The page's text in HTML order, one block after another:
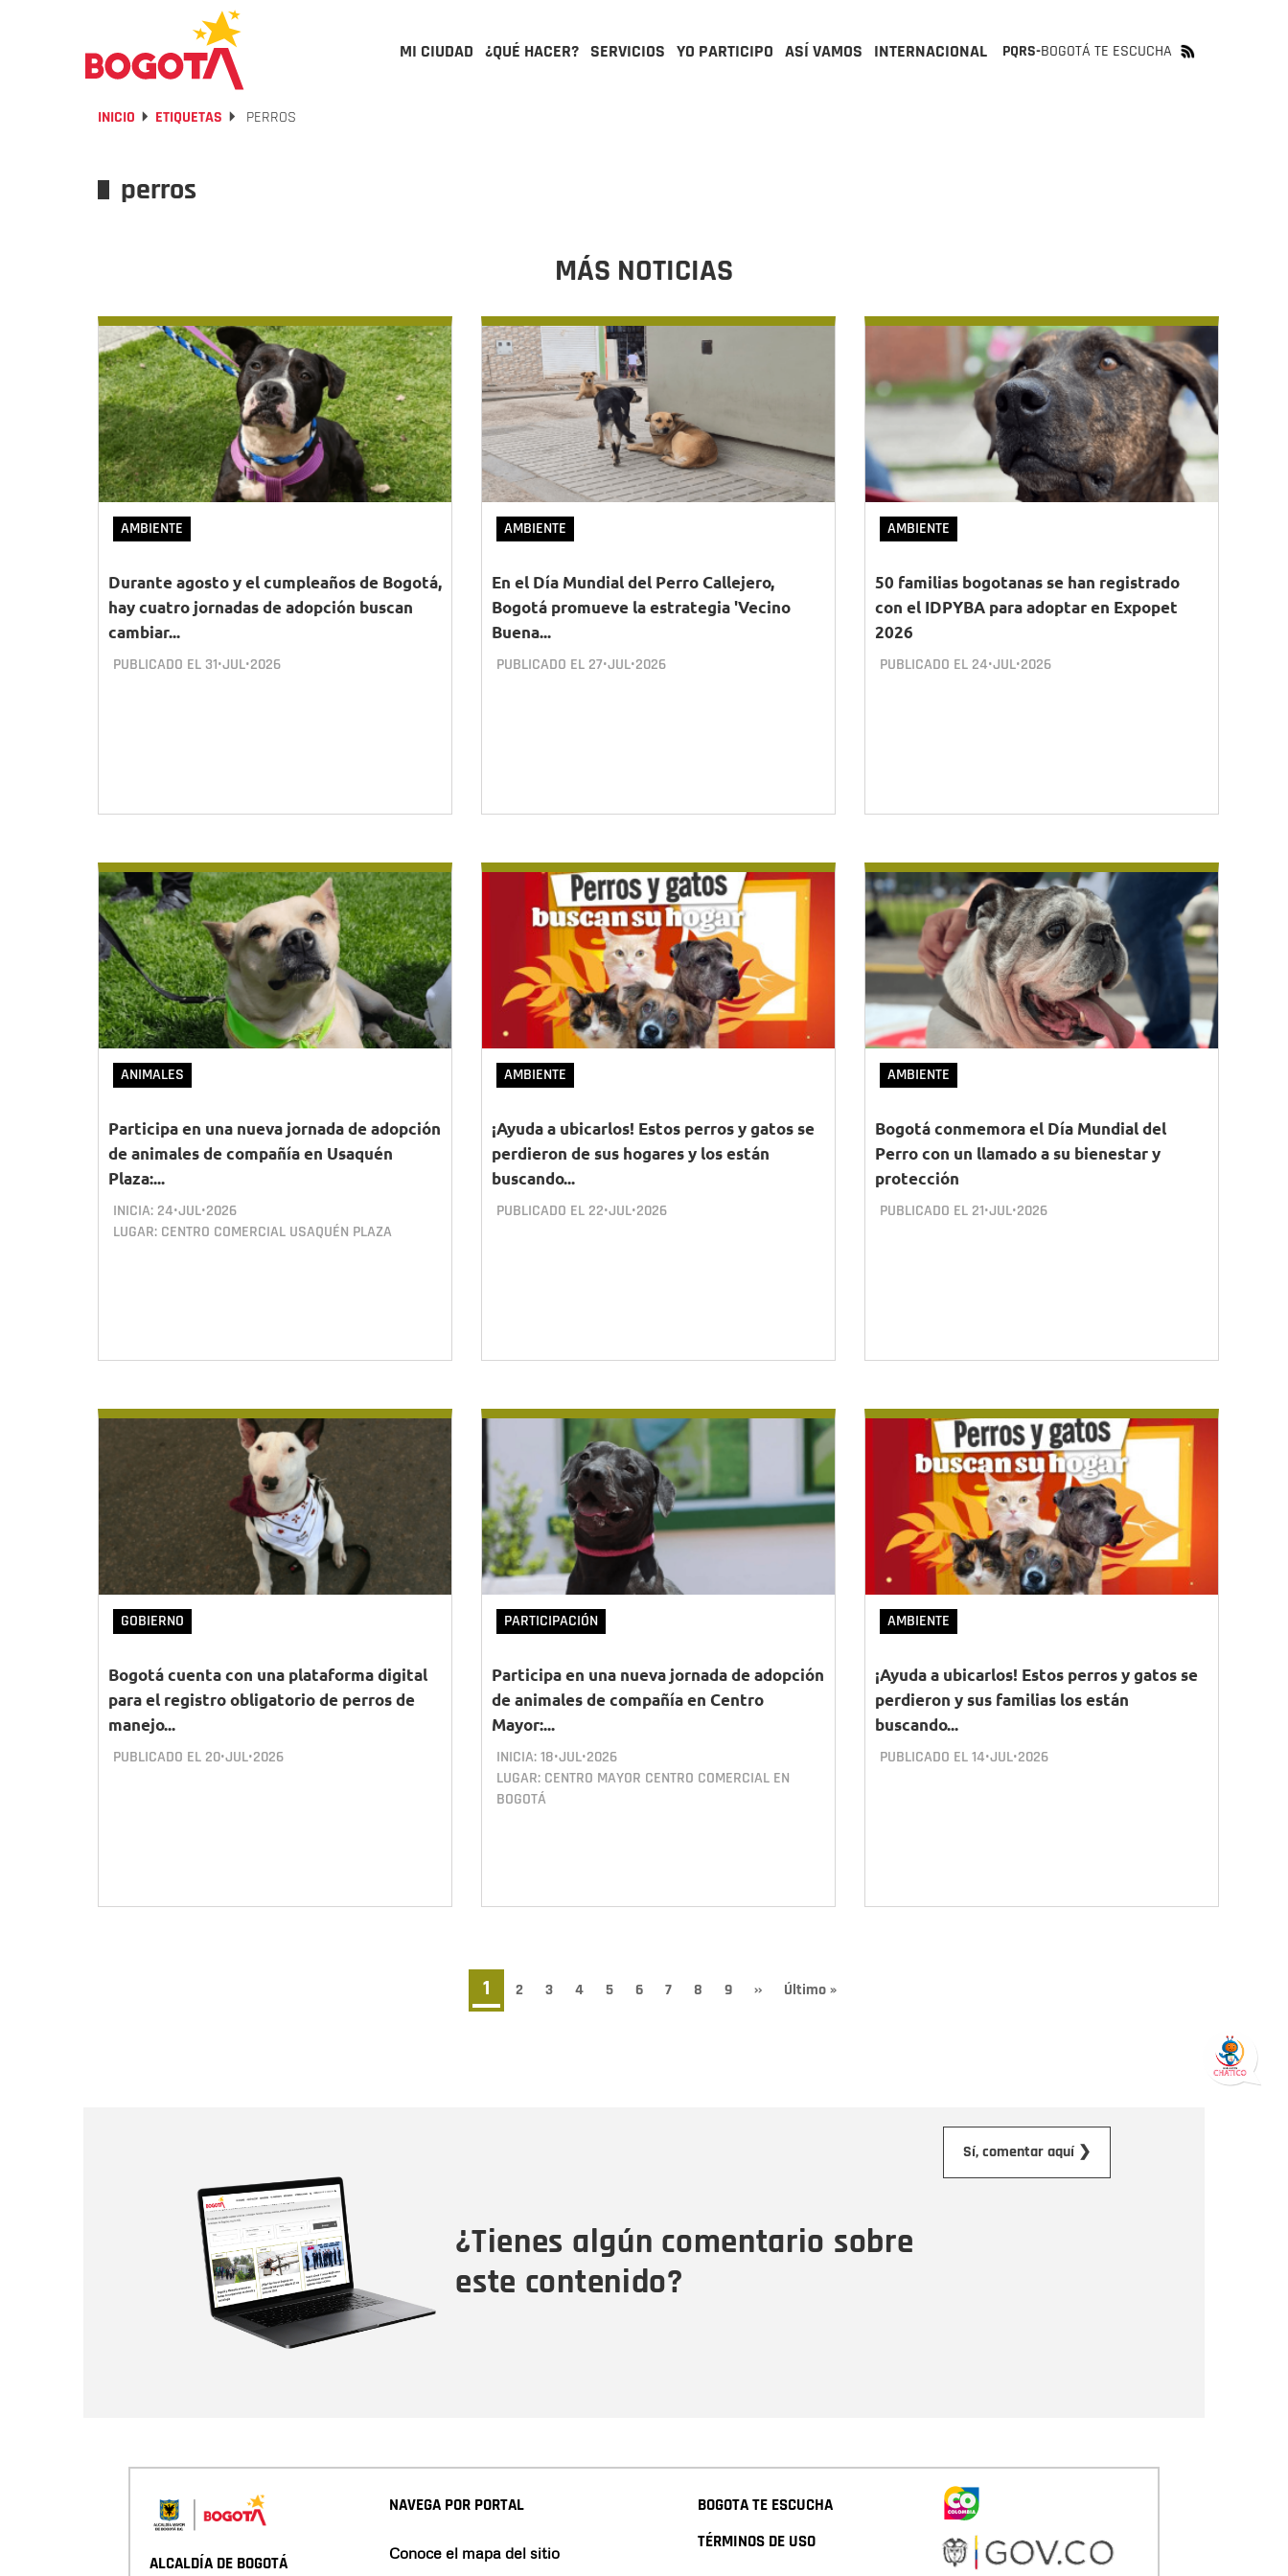
MI CIUDAD ¿QUÉ HACER? SERVICIOS YO PARTICIPO ASÍ VAMOS INTERNACIONAL PQRS-BOGOTÁ TE ESCUCHA
INICIO ETIQUETAS PERROS
perros
MÁS NOTICIAS
AMBIENTE
Durante agosto y el cumpleaños de Bogotá,
hay cuatro jornadas de adopción buscan
cambiar...
PUBLICADO EL 31•JUL•2026
AMBIENTE
En el Día Mundial del Perro Callejero,
Bogotá promueve la estrategia 'Vecino
Buena...
PUBLICADO EL 27•JUL•2026
AMBIENTE
50 familias bogotanas se han registrado
con el IDPYBA para adoptar en Expopet
2026
PUBLICADO EL 24•JUL•2026
ANIMALES
Participa en una nueva jornada de adopción
de animales de compañía en Usaquén
Plaza:...
INICIA: 24•JUL•2026
LUGAR: CENTRO COMERCIAL USAQUÉN PLAZA
AMBIENTE
¡Ayuda a ubicarlos! Estos perros y gatos se
perdieron de sus hogares y los están
buscando...
PUBLICADO EL 22•JUL•2026
AMBIENTE
Bogotá conmemora el Día Mundial del
Perro con un llamado a su bienestar y
protección
PUBLICADO EL 21•JUL•2026
GOBIERNO
Bogotá cuenta con una plataforma digital
para el registro obligatorio de perros de
manejo...
PUBLICADO EL 20•JUL•2026
PARTICIPACIÓN
Participa en una nueva jornada de adopción
de animales de compañía en Centro
Mayor:...
INICIA:18•JUL•2026
LUGAR: CENTRO MAYOR CENTRO COMERCIAL EN
BOGOTÁ
AMBIENTE
¡Ayuda a ubicarlos! Estos perros y gatos se
perdieron y sus familias los están
buscando...
PUBLICADO EL14•JUL•2026
Página
actual
1 Page
2 Page
3 Page
4 Page
5 Page
6 Page
7 Page
8 Page
9
Siguiente
››
Última
Último »
¿Tienes algún comentario sobre
este contenido?
Sí, comentar aquí ❯
ALCALDÍA DE BOGOTÁ
NAVEGA POR PORTAL
Conoce el mapa del sitio
BOGOTA TE ESCUCHA
TÉRMINOS DE USO